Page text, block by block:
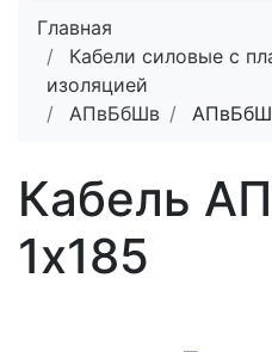
Главная
Кабели силовые с
изоляцией
АПвБбШв
Кабель
1x185